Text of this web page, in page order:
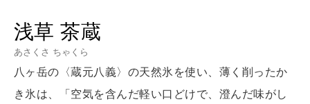
浅草 茶蔵
あさくさ ちゃくら
八ヶ岳の〈蔵元八義〉の天然氷を使い、薄く削ったか
き氷は、「空気を含んだ軽い口どけで、澄んだ味がし